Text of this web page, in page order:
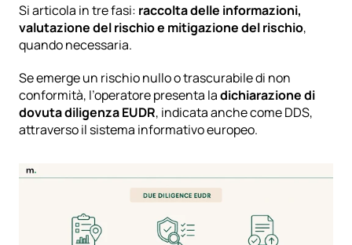
Si articola in tre fasi: raccolta delle informazioni,
valutazione del rischio e mitigazione del rischio,
quando necessaria.
Se emerge un rischio nullo o trascurabile di non
conformità, l’operatore presenta la dichiarazione di
dovuta diligenza EUDR, indicata anche come DDS,
attraverso il sistema informativo europeo.